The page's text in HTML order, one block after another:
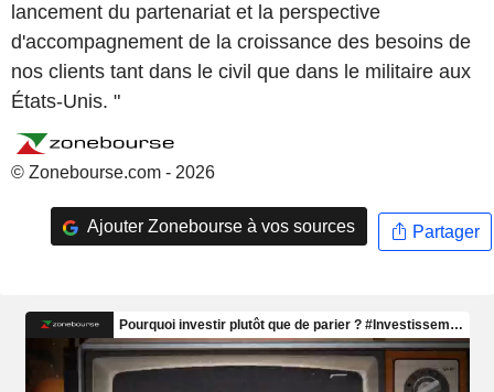
lancement du partenariat et la perspective
d'accompagnement de la croissance des besoins de
nos clients tant dans le civil que dans le militaire aux
États-Unis. "
© Zonebourse.com - 2026
Ajouter Zonebourse à vos sources Partager